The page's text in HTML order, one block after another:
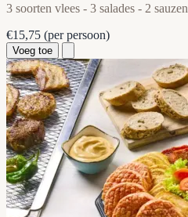
3 soorten vlees - 3 salades - 2 sauzen
€15,75 (per persoon)
Voeg toe